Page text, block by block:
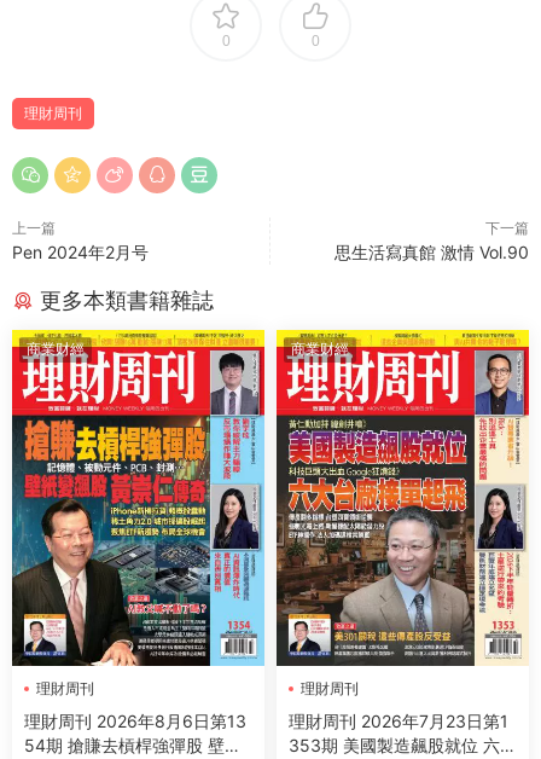
0 0
理財周刊
上一篇
Pen 2024年2月号
下一篇
思生活寫真館 激情 Vol.90
更多本類書籍雜誌
商業财經
理財周刊
理財周刊 2026年8月6日第13
54期 搶賺去槓桿強彈股 壁紙
商業财經
理財周刊
理財周刊 2026年7月23日第1
353期 美國製造飆股就位 六大